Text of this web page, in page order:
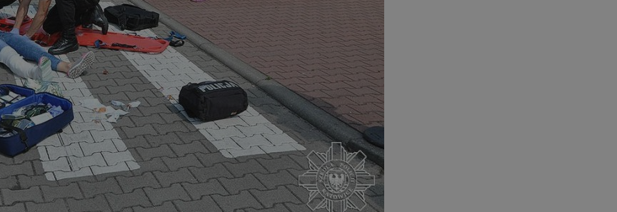
Wydajność Targetowanie Funkcjonalność Niesklasyfikowane
korzystanie z podstawowych funkcji strony internetowej, takich jak logowanie użytkownika i
plików cookie nie można prawidłowo korzystać ze strony internetowej.
Provider
Domena
Okres
przechowywania
Opis
zabrze.com.pl 1 rok
Ten plik cookie przechowuje identyfikator sesji.
zabrze.com.pl 1 rok
Ten plik cookie przechowuje identyfikator sesji.